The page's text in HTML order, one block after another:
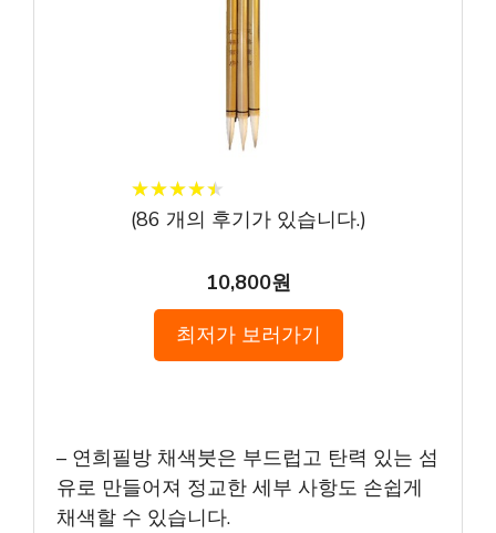
★★★★★
★★★★★
(86 개의 후기가 있습니다.)
10,800원
최저가 보러가기
– 연희필방 채색붓은 부드럽고 탄력 있는 섬
유로 만들어져 정교한 세부 사항도 손쉽게
채색할 수 있습니다.